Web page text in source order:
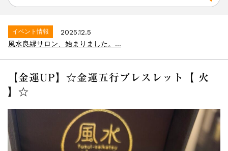
イベント情報
2026.7.8
イベント情報
2025.12.5
風水良縁サロン、始まりました。...
イベント情報
2025.12.5
風水良縁サロン、始まりました。...
【金運UP】☆金運五行ブレスレット【 火
】☆